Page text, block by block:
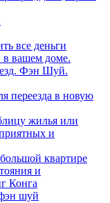
все деньги
вашем доме.
Фэн Шуй.
переезда в новую
жилья или
и
квартире
и
Конга
шуй